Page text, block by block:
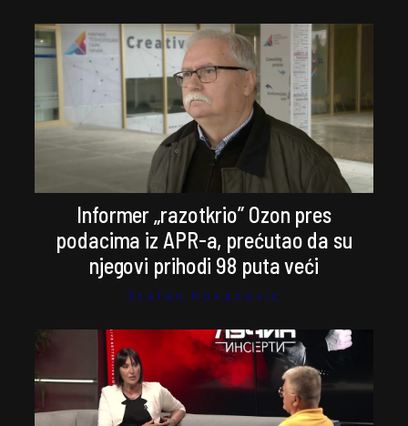
Informer „razotkrio” Ozon pres
podacima iz APR-a, prećutao da su
njegovi prihodi 98 puta veći
Stefan Kosanović